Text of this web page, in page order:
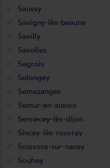
Saussy
Savigny-lès-beaune
Savilly
Savolles
Segrois
Selongey
Semezanges
Semur-en-auxois
Sennecey-lès-dijon
Sincey-lès-rouvray
Soissons-sur-nacey
Souhey